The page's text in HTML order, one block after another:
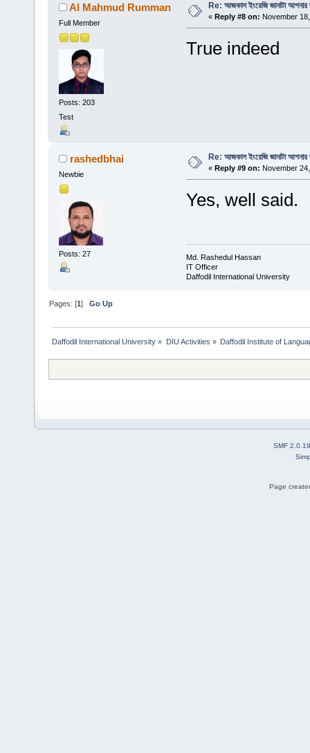
Al Mahmud Rumman
Full Member
Posts: 203
Test
Re: আজকাল ইংরেজি জানাটা
« Reply #8 on: November
True indeed
rashedbhai
Newbie
Posts: 27
Re: আজকাল ইংরেজি জানাটা
« Reply #9 on: November
Yes, well said.
Md. Rashedul Hassan
IT Officer
Daffodil International University
Pages: [1]Go Up
Daffodil International University » DIU Activities » Daffodil Institute of
SMF 2.0.19
Page